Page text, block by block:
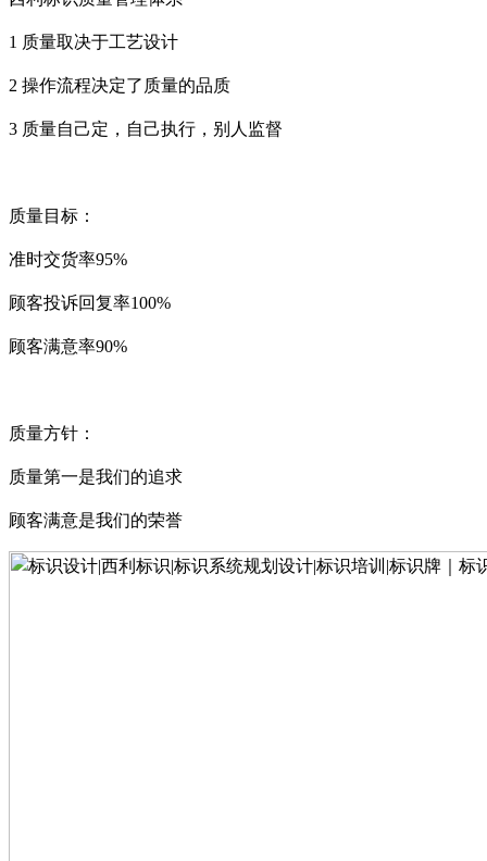
1 质量取决于工艺设计
2 操作流程决定了质量的品质
3 质量自己定，自己执行，别人监督
质量目标：
准时交货率95%
顾客投诉回复率100%
顾客满意率90%
质量方针：
质量第一是我们的追求
顾客满意是我们的荣誉